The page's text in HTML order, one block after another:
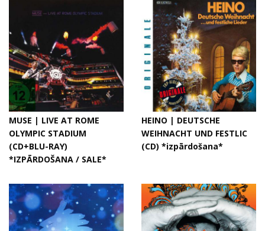
MUSE | LIVE AT ROME
OLYMPIC STADIUM
(CD+BLU-RAY)
*IZPĀRDOŠANA / SALE*
HEINO | DEUTSCHE
WEIHNACHT UND FESTLIC
(CD) *izpārdošana*